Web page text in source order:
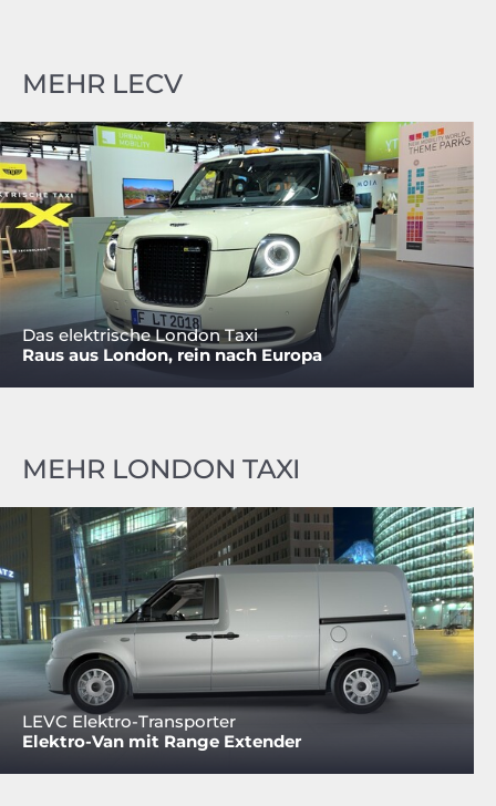
MEHR LECV
Das elektrische London Taxi
Raus aus London, rein nach Europa
MEHR LONDON TAXI
LEVC Elektro-Transporter
Elektro-Van mit Range Extender